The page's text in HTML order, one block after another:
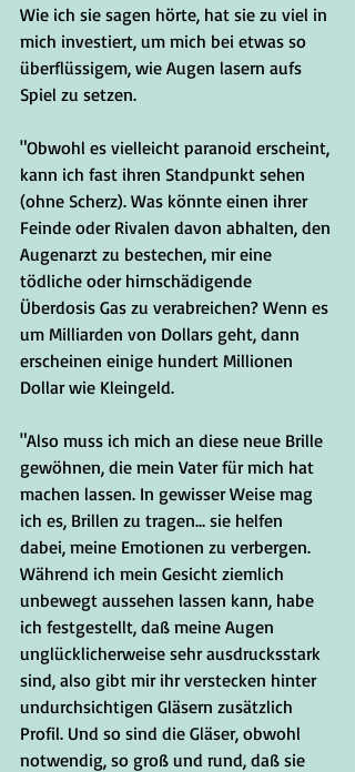
Wie ich sie sagen hörte, hat sie zu viel in
mich investiert, um mich bei etwas so
überflüssigem, wie Augen lasern aufs
Spiel zu setzen.
"Obwohl es vielleicht paranoid erscheint,
kann ich fast ihren Standpunkt sehen
(ohne Scherz). Was könnte einen ihrer
Feinde oder Rivalen davon abhalten, den
Augenarzt zu bestechen, mir eine
tödliche oder hirnschädigende
Überdosis Gas zu verabreichen? Wenn es
um Milliarden von Dollars geht, dann
erscheinen einige hundert Millionen
Dollar wie Kleingeld.
"Also muss ich mich an diese neue Brille
gewöhnen, die mein Vater für mich hat
machen lassen. In gewisser Weise mag
ich es, Brillen zu tragen... sie helfen
dabei, meine Emotionen zu verbergen.
Während ich mein Gesicht ziemlich
unbewegt aussehen lassen kann, habe
ich festgestellt, daß meine Augen
unglücklicherweise sehr ausdrucksstark
sind, also gibt mir ihr verstecken hinter
undurchsichtigen Gläsern zusätzlich
Profil. Und so sind die Gläser, obwohl
notwendig, so groß und rund, daß sie